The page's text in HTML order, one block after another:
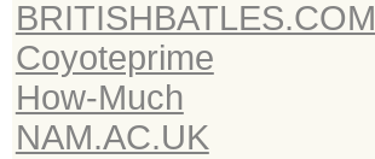
BRITISHBATLES.COM
Coyoteprime
How-Much
NAM.AC.UK